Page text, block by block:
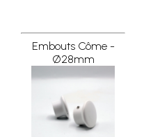
Embouts Côme -
Ø28mm